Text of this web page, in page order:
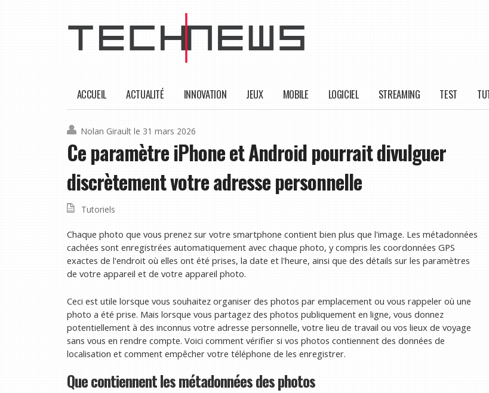
ACCUEIL ACTUALITÉ INNOVATION JEUX MOBILE LOGICIEL STREAMING TEST
Nolan Girault le 31 mars 2026
Ce paramètre iPhone et Android pourrait divulguer
discrètement votre adresse personnelle
Tutoriels
Chaque photo que vous prenez sur votre smartphone contient bien plus que l'image. Les métadonnées
cachées sont enregistrées automatiquement avec chaque photo, y compris les coordonnées GPS
exactes de l'endroit où elles ont été prises, la date et l'heure, ainsi que des détails sur les paramètres
de votre appareil et de votre appareil photo.
Ceci est utile lorsque vous souhaitez organiser des photos par emplacement ou vous rappeler où une
photo a été prise. Mais lorsque vous partagez des photos publiquement en ligne, vous donnez
potentiellement à des inconnus votre adresse personnelle, votre lieu de travail ou vos lieux de voyage
sans vous en rendre compte. Voici comment vérifier si vos photos contiennent des données de
localisation et comment empêcher votre téléphone de les enregistrer.
Que contiennent les métadonnées des photos